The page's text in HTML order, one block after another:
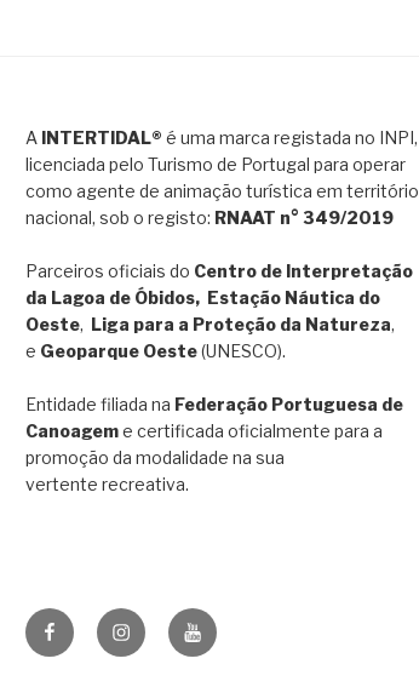
A INTERTIDAL® é uma marca registada no INPI,
licenciada pelo Turismo de Portugal para operar
como agente de animação turística em território
nacional, sob o registo: RNAAT n° 349/2019
Parceiros oficiais do Centro de Interpretação
da Lagoa de Óbidos, Estação Náutica do
Oeste, Liga para a Proteção da Natureza,
e Geoparque Oeste(UNESCO).
Entidade filiada na Federação Portuguesa de
Canoageme certificada oficialmente para a
promoção da modalidade na sua
vertente recreativa.
FacebookInstagramYoutube